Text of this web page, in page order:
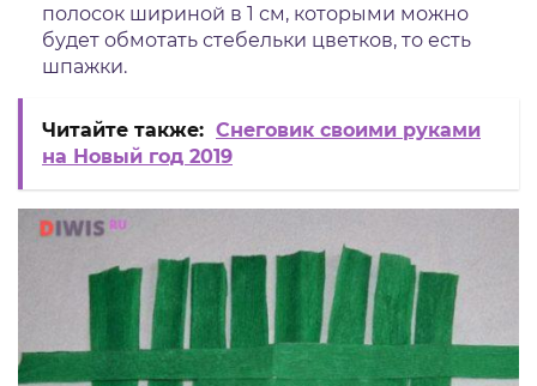
полосок шириной в 1 см, которыми можно
будет обмотать стебельки цветков, то есть
шпажки.
Читайте также: Снеговик своими руками
на Новый год 2019